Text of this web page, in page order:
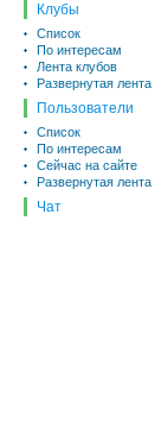
Клубы
Список
По интересам
Лента клубов
Развернутая лента
Пользователи
Список
По интересам
Сейчас на сайте
Развернутая лента
Чат